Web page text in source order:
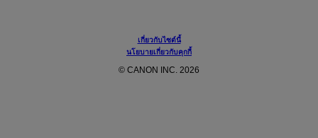
เกี่ยวกับไซต์นี้
นโยบายเกี่ยวกับคุกกี้
© CANON INC. 2026